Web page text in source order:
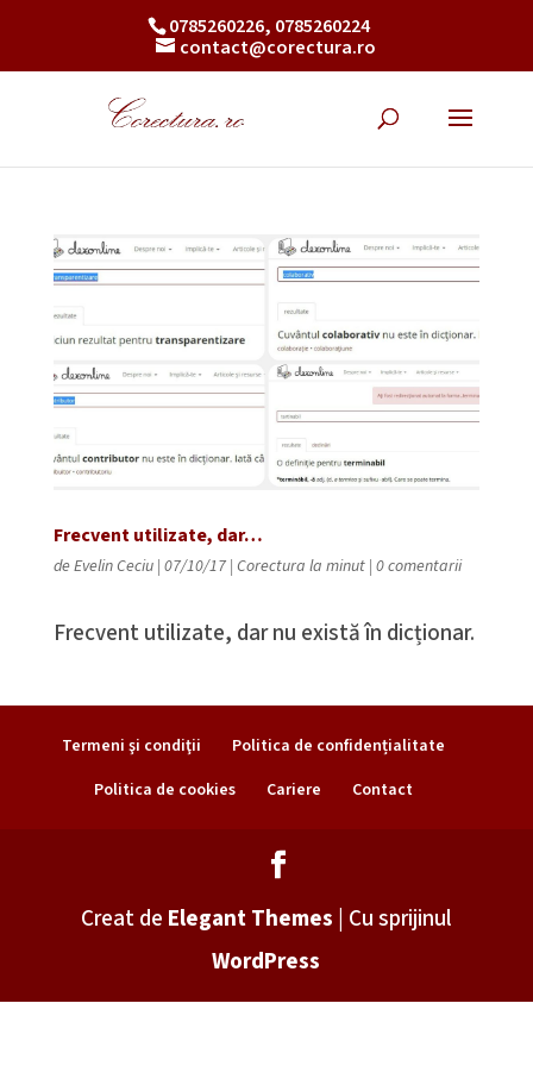
0785260226, 0785260224
contact@corectura.ro
Frecvent utilizate, dar…
deEvelin Ceciu| 07/10/17| Corectura la minut| 0 comentarii
Frecvent utilizate, dar nu există în dicționar.
Termeni şi condiţii
Politica de confidențialitate
Politica de cookies
Cariere Contact
Creat de Elegant Themes | Cu sprijinul
WordPress